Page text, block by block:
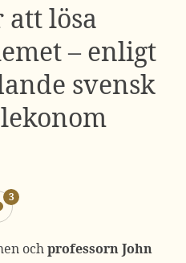
att lösa
– enligt
svensk
3
ochprofessorn John